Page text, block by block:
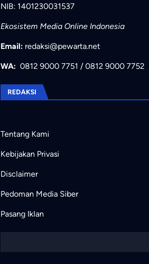
NIB: 1401230031537
Ekosistem Media Online Indonesia
Email: redaksi@pewarta.net
WA: 0812 9000 7751 / 0812 9000 7752
REDAKSI
Tentang Kami
Kebijakan Privasi
Disclaimer
Pedoman Media Siber
Pasang Iklan